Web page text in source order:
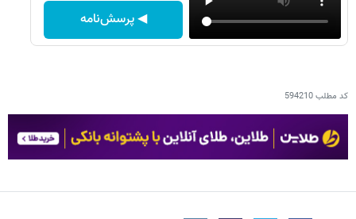
◀ پرسش‌نامه
کد مطلب594210